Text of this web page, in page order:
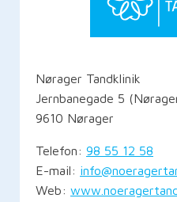
Nørager Tandklinik
Jernbanegade 5
9610 Nørager
Telefon: 98 55 12 58
E-mail:
Web: